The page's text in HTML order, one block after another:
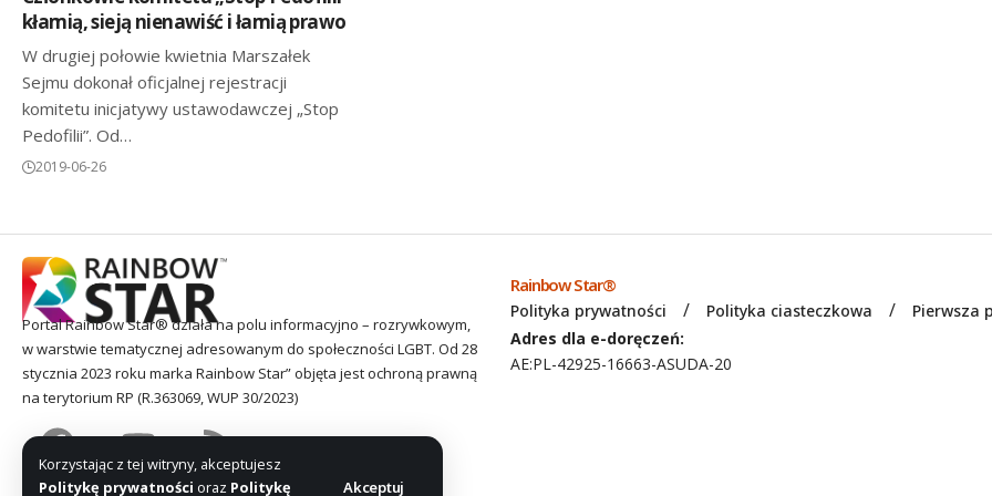
Korzystając z tej witryny, akceptujesz
Politykę prywatności oraz Politykę Akceptuj
kłamią, sieją nienawiść i łamią prawo
W drugiej połowie kwietnia Marszałek
Sejmu dokonał oficjalnej rejestracji
komitetu inicjatywy ustawodawczej „Stop
Pedofilii”. Od…
2019-06-26
Portal Rainbow Star® działa na polu informacyjno – rozrywkowym,
w warstwie tematycznej adresowanym do społeczności LGBT. Od 28
stycznia 2023 roku marka Rainbow Star” objęta jest ochroną prawną
na terytorium RP (R.363069, WUP 30/2023)
Rainbow Star®
Polityka prywatności Polityka ciasteczkowa
Pierwsza
Adres dla e-doręczeń:
AE:PL-42925-16663-ASUDA-20